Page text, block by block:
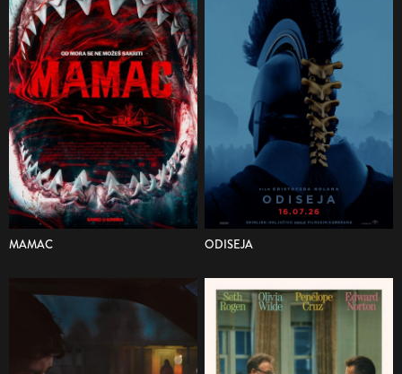
MAMAC ODISEJA